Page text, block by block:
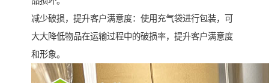
减少破损，提升客户满意度：使用充气袋进行包装，可
大大降低物品在运输过程中的破损率，提升客户满意度
和形象。